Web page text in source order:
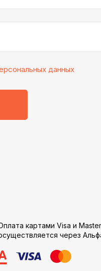
данных
картами Visa и
через